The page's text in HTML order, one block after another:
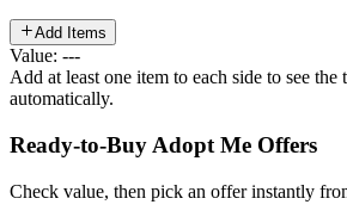
Add Items
Value: ---
Add at least one item to each side to see the
automatically.
Ready-to-Buy Adopt Me Offers
Check value, then pick an offer instantly